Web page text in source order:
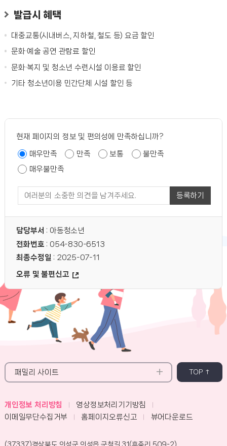
발급시 혜택
대중교통(시내버스, 지하철, 철도 등) 요금 할인
문화·예술 공연 관람료 할인
문화·복지 및 청소년 수련시설 이용료 할인
기타 청소년이용 민간단체 시설 할인 등
현재 페이지의 정보 및 편의성에 만족하십니까?
매우만족 만족 보통
불만족
매우불만족
등록하기
담당부서 : 아동청소년
전화번호 : 054-830-6513
최종수정일 : 2025-07-11
오류 및 불편신고
개인정보 처리방침
영상정보처리기기방침
이메일무단수집거부
홈페이지오류신고 뷰어다운로드
(37337)경상북도 의성군 의성읍 군청길 31(후죽리 509-2)
패밀리 사이트 TOP ↑